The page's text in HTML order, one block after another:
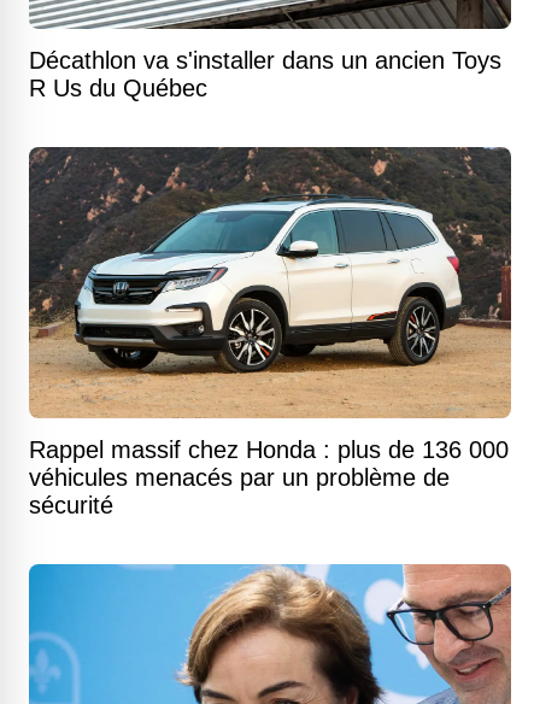
Décathlon va s'installer dans un ancien Toys
R Us du Québec
Rappel massif chez Honda : plus de 136 000
véhicules menacés par un problème de
sécurité